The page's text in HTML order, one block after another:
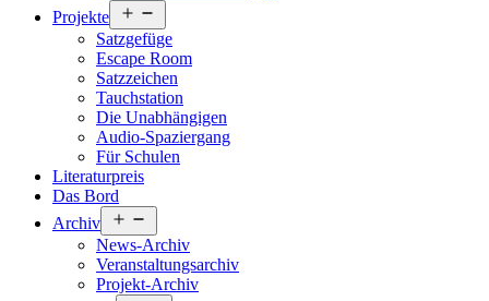
Projekte
öffnen
Satzgefüge
Escape Room
Satzzeichen
Tauchstation
Die Unabhängigen
Audio-Spaziergang
Für Schulen
Literaturpreis
Das Bord
Archiv
öffnen
News-Archiv
Veranstaltungsarchiv
Projekt-Archiv